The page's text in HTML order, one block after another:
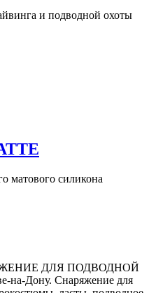
и подводной охоты
матового силикона
ДЛЯ ПОДВОДНОЙ
Дону. Снаряжение для